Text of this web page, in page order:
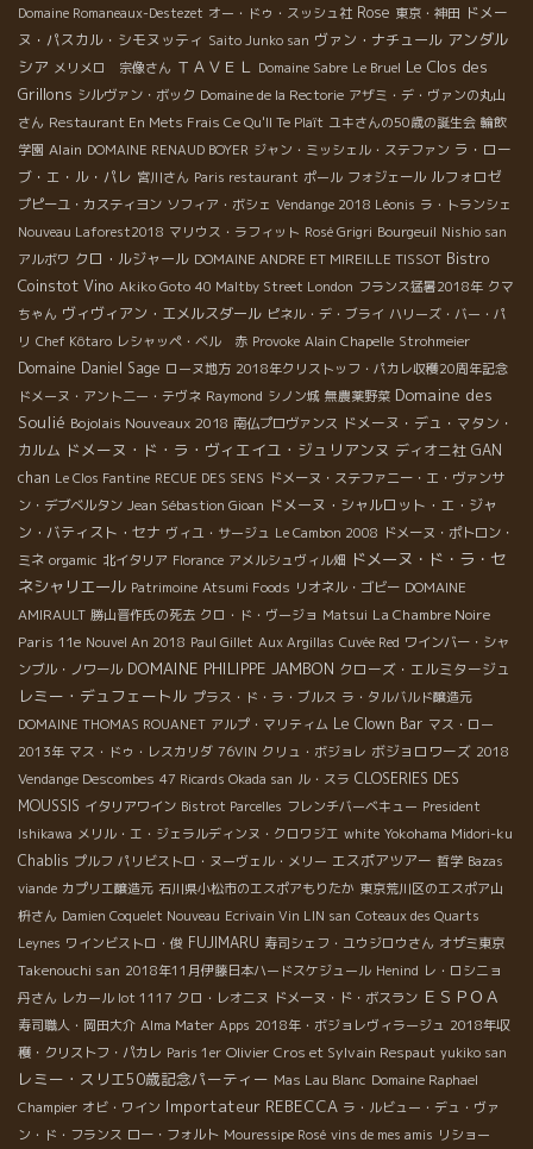
Domaine Romaneaux-Destezet オー・ドゥ・スッシュ社 Rose 東京・神田 ドメー
ヌ・パスカル・シモヌッティ Saito Junko san ヴァン・ナチュール アンダル
シア メリメロ 宗像さん ＴＡＶＥＬ Domaine Sabre Le Bruel Le Clos des
Grillons シルヴァン・ボック Domaine de la Rectorie アザミ・デ・ヴァンの丸山
さん Restaurant En Mets Frais Ce Qu'Il Te Plaît ユキさんの50歳の誕生会 輪飲
学園 Alain DOMAINE RENAUD BOYER ジャン・ミッシェル・ステファン ラ・ロー
ブ・エ・ル・パレ 宮川さん Paris restaurant ポール フォジェール ルフォロゼ
プピーユ・カスティヨン ソフィア・ボシェ Vendange 2018 Léonis ラ・トランシェ
Nouveau Laforest2018 マリウス・ラフィット Rosé Grigri Bourgeuil Nishio san
アルボワ クロ・ルジャール DOMAINE ANDRE ET MIREILLE TISSOT Bistro
Coinstot Vino Akiko Goto 40 Maltby Street London フランス猛暑2018年 クマ
ちゃん ヴィヴィアン・エメルスダール ピネル・デ・ブライ ハリーズ・バー・パ
リ Chef Kôtaro レシャッペ・ベル 赤 Provoke Alain Chapelle Strohmeier
Domaine Daniel Sage ローヌ地方 2018年クリストッフ・パカレ収穫20周年記念
ドメーヌ・アント二ー・テヴネ Raymond シノン城 無農薬野菜 Domaine des
Soulié Bojolais Nouveaux 2018 南仏プロヴァンス ドメーヌ・デュ・マタン・
カルム ドメーヌ・ド・ラ・ヴィエイユ・ジュリアンヌ ディオニ社 GAN
chan Le Clos Fantine RECUE DES SENS ドメーヌ・ステファニー・エ・ヴァンサ
ン・デブベルタン Jean Sébastion Gioan ドメーヌ・シャルロット・エ・ジャ
ン・バティスト・セナ ヴィユ・サージュ Le Cambon 2008 ドメーヌ・ポトロン・
ミネ orgamic 北イタリア Florance アメルシュヴィル畑 ドメーヌ・ド・ラ・セ
ネシャリエール Patrimoine Atsumi Foods リオネル・ゴビー DOMAINE
AMIRAULT 勝山晋作氏の死去 クロ・ド・ヴージョ Matsui La Chambre Noire
Paris 11e Nouvel An 2018 Paul Gillet Aux Argillas Cuvée Red ワインバー・シャ
ンブル・ノワール DOMAINE PHILIPPE JAMBON クローズ・エルミタージュ
レミー・デュフェートル プラス・ド・ラ・ブルス ラ・タルバルド醸造元
DOMAINE THOMAS ROUANET アルプ・マリティム Le Clown Bar マス・ロー
2013年 マス・ドゥ・レスカリダ 76VIN クリュ・ボジョレ ボジョロワーズ 2018
Vendange Descombes 47 Ricards Okada san ル・スラ CLOSERIES DES
MOUSSIS イタリアワイン Bistrot Parcelles フレンチバーベキュー President
Ishikawa メリル・エ・ジェラルディンヌ・クロワジエ white Yokohama Midori-ku
Chablis プルフ パリビストロ・ヌーヴェル・メリー エスポアツアー 哲学 Bazas
viande カプリエ醸造元 石川県小松市のエスポアもりたか 東京荒川区のエスポア山
枡さん Damien Coquelet Nouveau Ecrivain Vin LIN san Coteaux des Quarts
Leynes ワインビストロ・俊 FUJIMARU 寿司シェフ・ユウジロウさん オザミ東京
Takenouchi san 2018年11月伊藤日本ハードスケジュール Henind レ・ロシニョ
丹さん レカール lot 1117 クロ・レオニヌ ドメーヌ・ド・ボスラン ＥＳＰＯＡ
寿司職人・岡田大介 Alma Mater Apps 2018年・ボジョレヴィラージュ 2018年収
穫・クリストフ・パカレ Paris 1er Olivier Cros et Sylvain Respaut yukiko san
レミー・スリエ50歳記念パーティー Mas Lau Blanc Domaine Raphael
Champier オビ・ワイン Importateur REBECCA ラ・ルビュー・デュ・ヴァ
ン・ド・フランス ロー・フォルト Mouressipe Rosé vins de mes amis リショー